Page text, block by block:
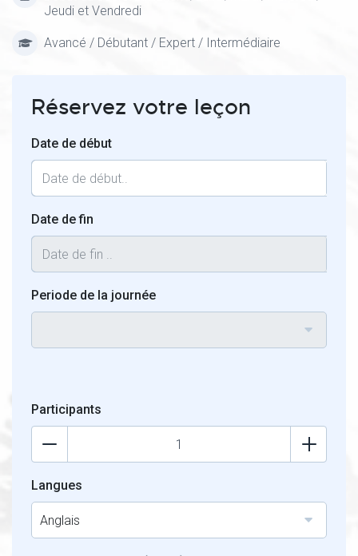
Jeudi et Vendredi
Avancé / Débutant / Expert / Intermédiaire
Réservez votre leçon
Date de début
Date de fin
Periode de la journée
Participants
Langues
Anglais